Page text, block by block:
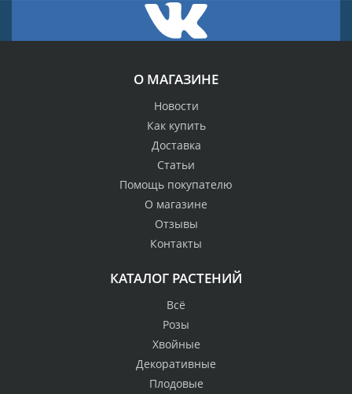
О МАГАЗИНЕ
Новости
Как купить
Доставка
Статьи
Помощь покупателю
О магазине
Отзывы
Контакты
КАТАЛОГ РАСТЕНИЙ
Всё
Розы
Хвойные
Декоративные
Плодовые